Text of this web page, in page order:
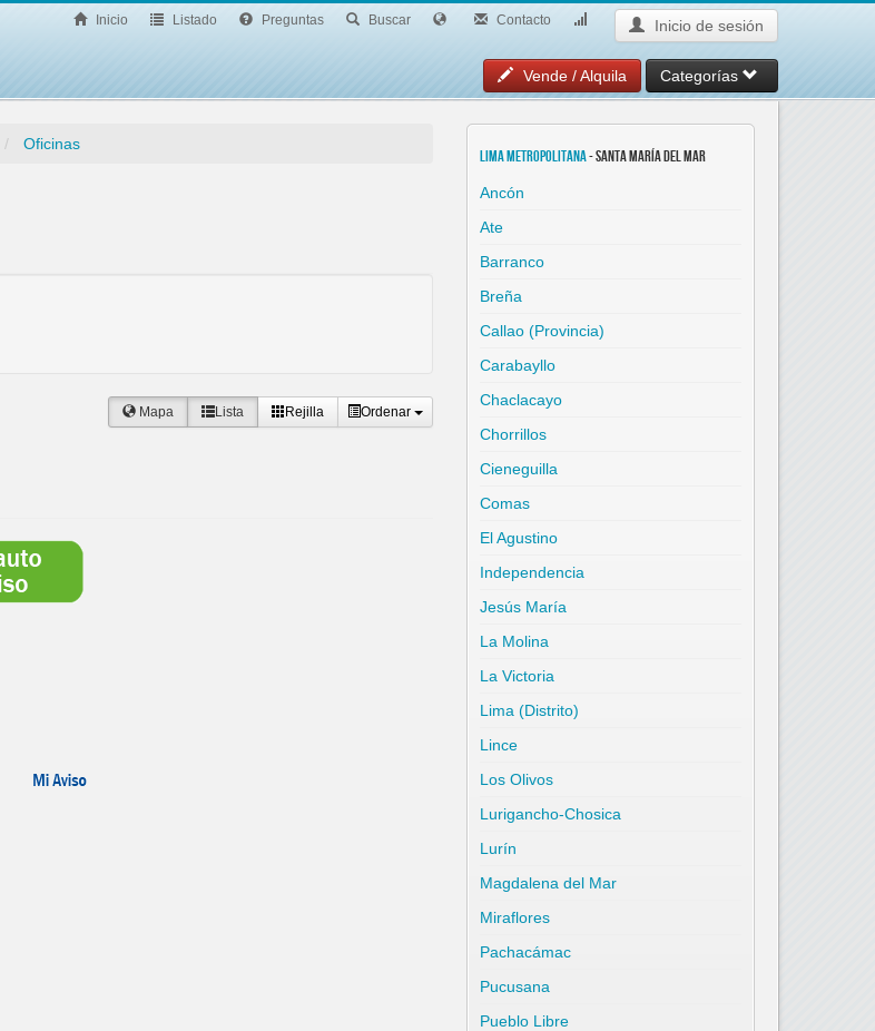
Inicio Listado Preguntas Buscar Contacto Inicio de sesión
Vende / Alquila Categorías
Oficinas
Mapa Lista Rejilla Ordenar
Lima Metropolitana- Santa María del Mar
Ancón
Ate
Barranco
Breña
Callao (Provincia)
Carabayllo
Chaclacayo
Chorrillos
Cieneguilla
Comas
El Agustino
Independencia
Jesús María
La Molina
La Victoria
Lima (Distrito)
Lince
Los Olivos
Lurigancho-Chosica
Lurín
Magdalena del Mar
Miraflores
Pachacámac
Pucusana
Pueblo Libre